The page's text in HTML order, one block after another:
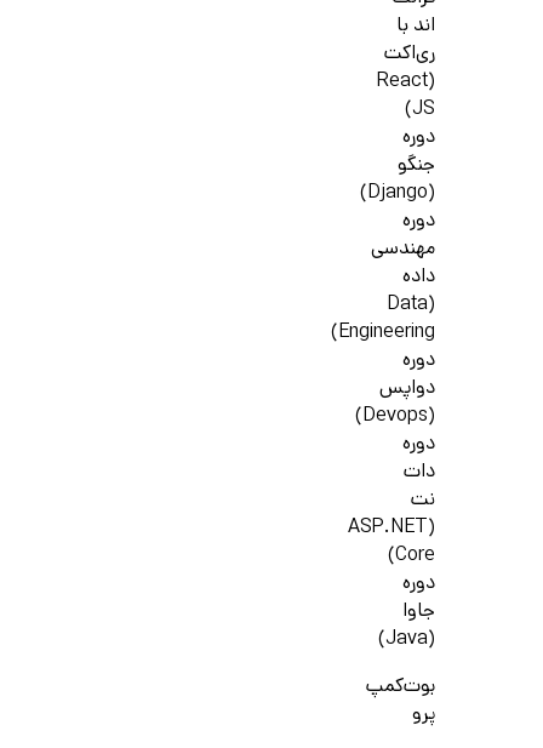
اند با
ری‌اکت
(React
JS)
دوره
جنگو
(Django)
دوره
مهندسی
داده
(Data
Engineering)
دوره
دواپس
(Devops)
دوره
دات
نت
(ASP.NET
Core)
دوره
جاوا
(Java)
بوت‌کمپ
پرو